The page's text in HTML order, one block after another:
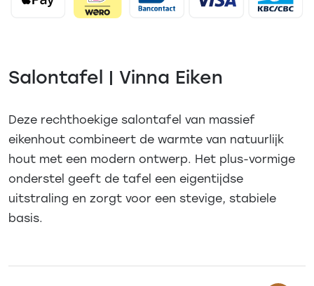
Salontafel | Vinna Eiken
Deze rechthoekige salontafel van massief
eikenhout combineert de warmte van natuurlijk
hout met een modern ontwerp. Het plus-vormige
onderstel geeft de tafel een eigentijdse
uitstraling en zorgt voor een stevige, stabiele
basis.